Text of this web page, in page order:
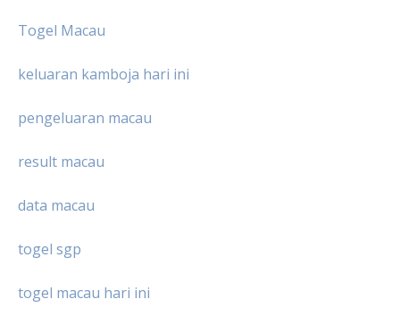
Togel Macau
keluaran kamboja hari ini
pengeluaran macau
result macau
data macau
togel sgp
togel macau hari ini